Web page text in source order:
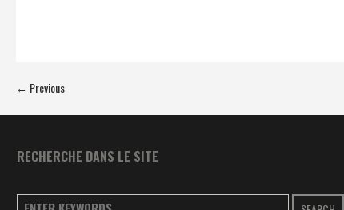
← Previous
RECHERCHE DANS LE SITE